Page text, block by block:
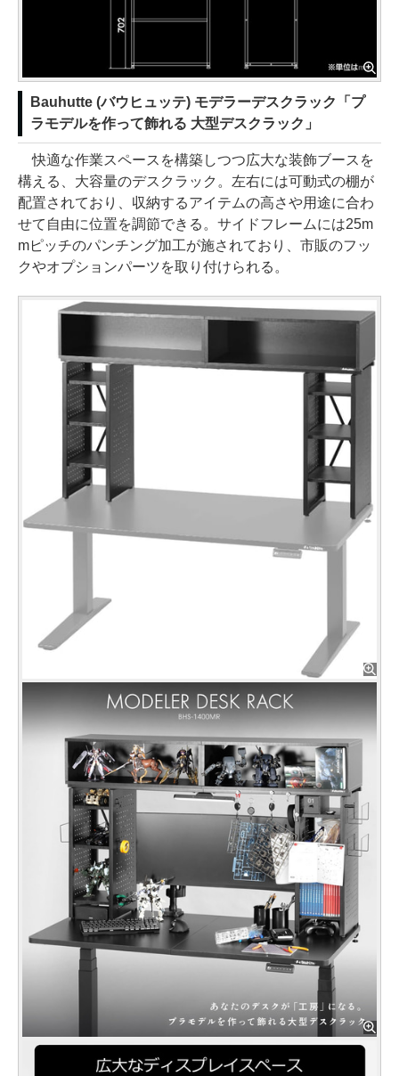
Bauhutte (バウヒュッテ) モデラーデスクラック「プ
ラモデルを作って飾れる 大型デスクラック」
快適な作業スペースを構築しつつ広大な装飾ブースを
構える、大容量のデスクラック。左右には可動式の棚が
配置されており、収納するアイテムの高さや用途に合わ
せて自由に位置を調節できる。サイドフレームには25m
mピッチのパンチング加工が施されており、市販のフッ
クやオプションパーツを取り付けられる。